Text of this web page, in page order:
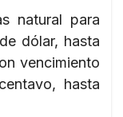
natural para
dólar, hasta
vencimiento
hasta